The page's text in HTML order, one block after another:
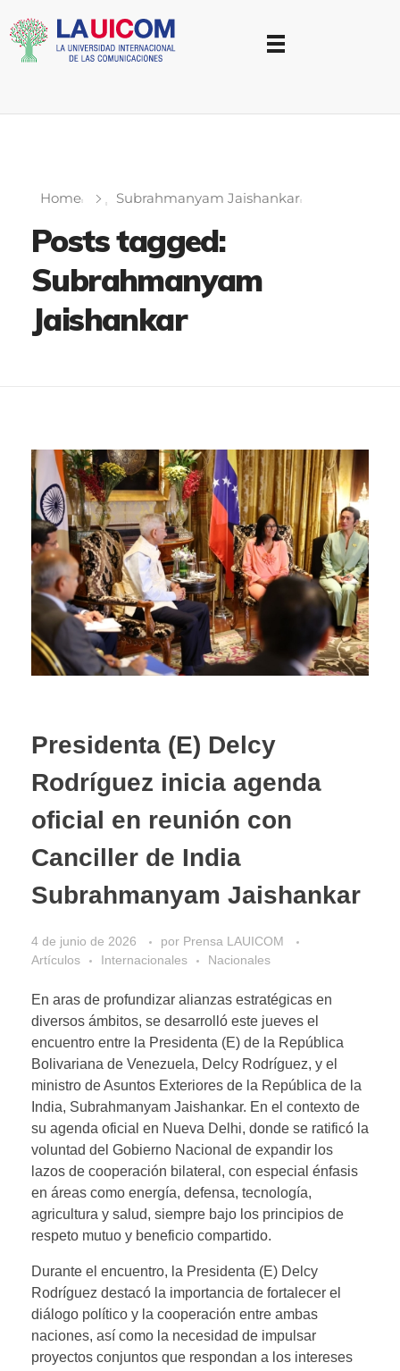
Home Subrahmanyam Jaishankar
Posts tagged:
Subrahmanyam
Jaishankar
Presidenta (E) Delcy
Rodríguez inicia agenda
oficial en reunión con
Canciller de India
Subrahmanyam Jaishankar
4 de junio de 2026 por Prensa LAUICOM
Artículos
Internacionales Nacionales
En aras de profundizar alianzas estratégicas en
diversos ámbitos, se desarrolló este jueves el
encuentro entre la Presidenta (E) de la República
Bolivariana de Venezuela, Delcy Rodríguez, y el
ministro de Asuntos Exteriores de la República de la
India, Subrahmanyam Jaishankar. En el contexto de
su agenda oficial en Nueva Delhi, donde se ratificó la
voluntad del Gobierno Nacional de expandir los
lazos de cooperación bilateral, con especial énfasis
en áreas como energía, defensa, tecnología,
agricultura y salud, siempre bajo los principios de
respeto mutuo y beneficio compartido.
Durante el encuentro, la Presidenta (E) Delcy
Rodríguez destacó la importancia de fortalecer el
diálogo político y la cooperación entre ambas
naciones, así como la necesidad de impulsar
proyectos conjuntos que respondan a los intereses